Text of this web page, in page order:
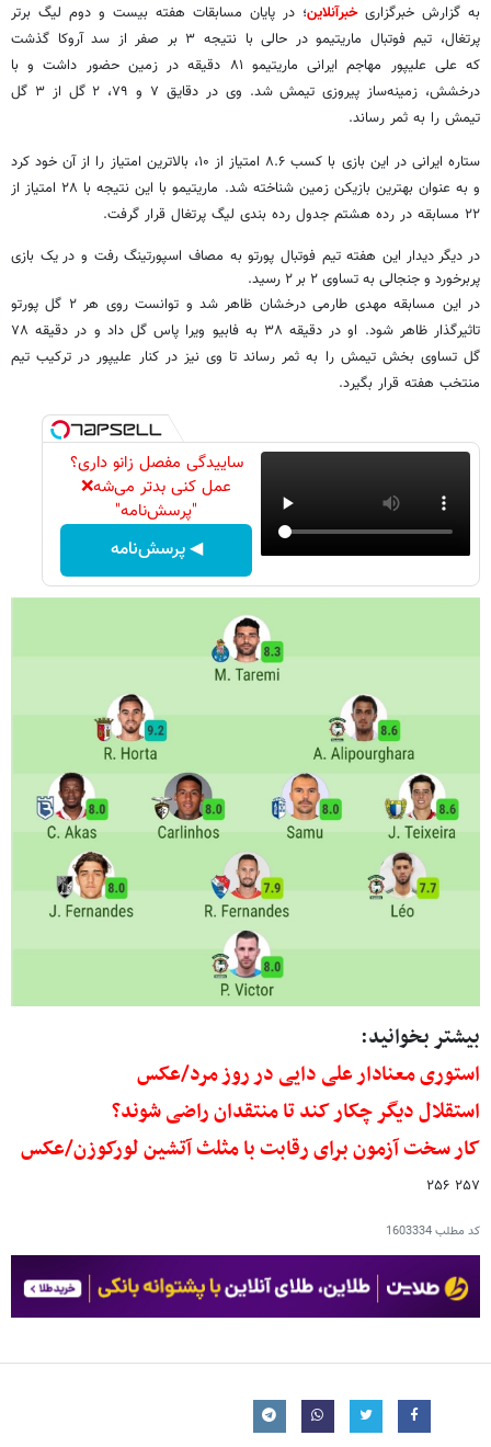
به گزارش خبرگزاریخبرآنلاین؛ در پایان مسابقات هفته بیست و دوم لیگ برتر
پرتغال، تیم فوتبال ماریتیمو در حالی با نتیجه ۳ بر صفر از سد آروکا گذشت
که علی علیپور مهاجم ایرانی ماریتیمو ۸۱ دقیقه در زمین حضور داشت و با
درخشش، زمینه‌ساز پیروزی تیمش شد. وی در دقایق ۷ و ۷۹، ۲ گل از ۳ گل
تیمش را به ثمر رساند.
ستاره ایرانی در این بازی با کسب ۸.۶ امتیاز از ۱۰، بالاترین امتیاز را از آن خود کرد
و به عنوان بهترین بازیکن زمین شناخته شد. ماریتیمو با این نتیجه با ۲۸ امتیاز از
۲۲ مسابقه در رده هشتم جدول رده بندی لیگ پرتغال قرار گرفت.
در دیگر دیدار این هفته تیم فوتبال پورتو به مصاف اسپورتینگ رفت و در یک بازی
پربرخورد و جنجالی به تساوی ۲ بر ۲ رسید.
در این مسابقه مهدی طارمی درخشان ظاهر شد و توانست روی هر ۲ گل پورتو
تاثیرگذار ظاهر شود. او در دقیقه ۳۸ به فابیو ویرا پاس گل داد و در دقیقه ۷۸
گل تساوی بخش تیمش را به ثمر رساند تا وی نیز در کنار علیپور در ترکیب تیم
منتخب هفته قرار بگیرد.
ساییدگی مفصل زانو داری؟
عمل کنی بدتر می‌شه❌
"پرسش‌نامه"
◀ پرسش‌نامه
بیشتر بخوانید:
استوری معنادار علی دایی در روز مرد/عکس
استقلال دیگر چکار کند تا منتقدان راضی شوند؟
کار سخت آزمون برای رقابت با مثلث آتشین لورکوزن/عکس
۲۵۷ ۲۵۶
کد مطلب1603334